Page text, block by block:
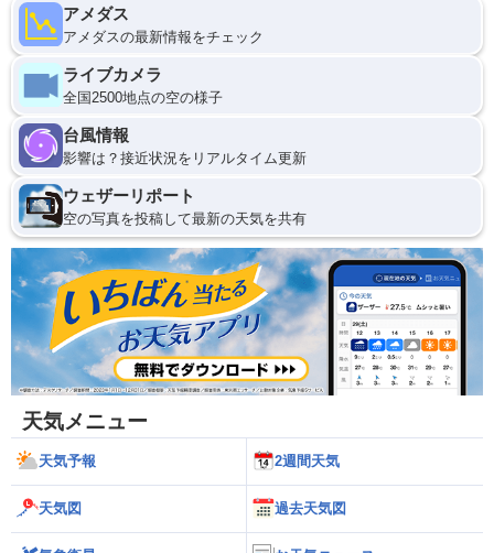
アメダス
アメダスの最新情報をチェック
ライブカメラ
全国2500地点の空の様子
台風情報
影響は？接近状況をリアルタイム更新
ウェザーリポート
空の写真を投稿して最新の天気を共有
天気メニュー
天気予報 2週間天気
天気図 過去天気図